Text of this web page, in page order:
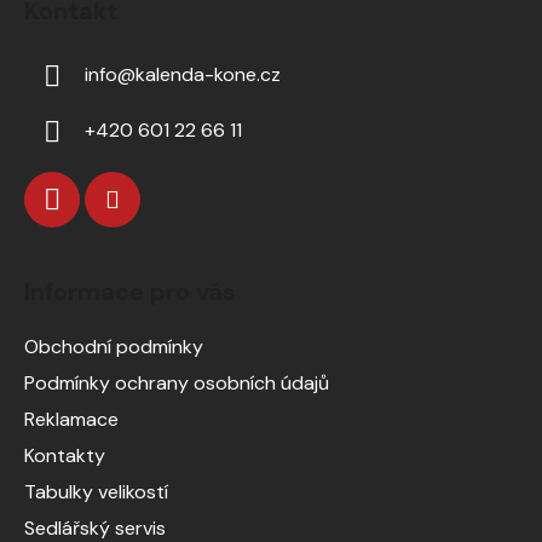
info@kalenda-kone.cz
+420 601 22 66 11
Obchodní podmínky
Podmínky ochrany osobních údajů
Reklamace
Kontakty
Tabulky velikostí
Sedlářský servis